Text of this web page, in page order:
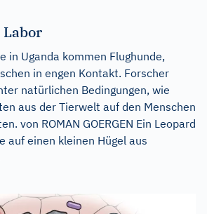
Labor
in Uganda kommen Flughunde,
in engen Kontakt. Forscher
natürlichen Bedingungen, wie
aus der Tierwelt auf den Menschen
von ROMAN GOERGEN Ein Leopard
auf einen kleinen Hügel aus